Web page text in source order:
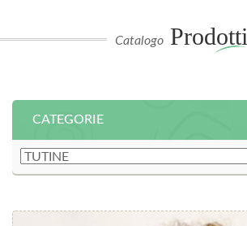
Catalogo Prodotti
CATEGORIE